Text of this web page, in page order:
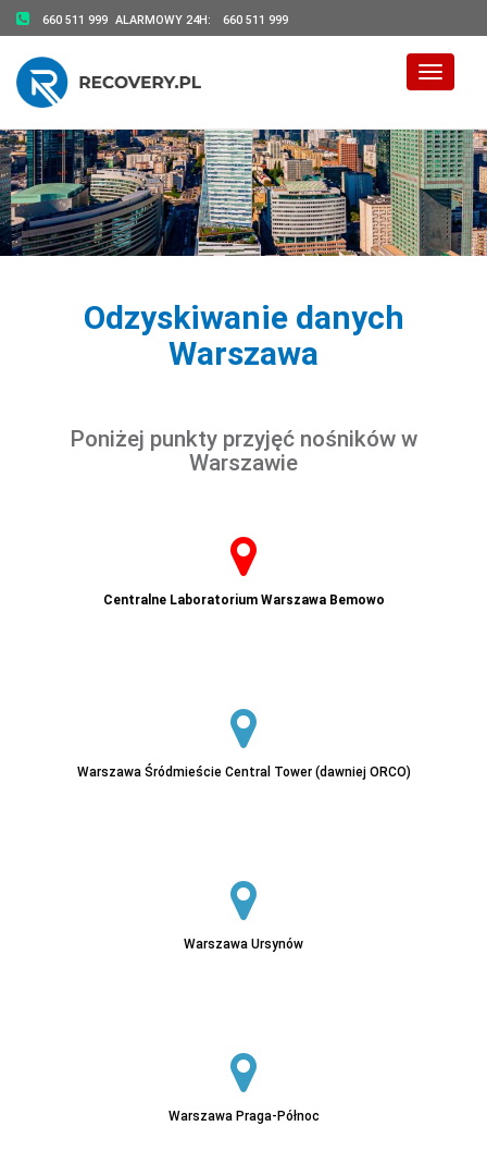
660 511 999 ALARMOWY 24H: 660 511 999
Toggle
Odzyskiwanie danych
Warszawa
Poniżej punkty przyjęć nośników w
Warszawie
Centralne Laboratorium Warszawa Bemowo
Warszawa Śródmieście Central Tower (dawniej ORCO)
Warszawa Ursynów
Warszawa Praga-Północ